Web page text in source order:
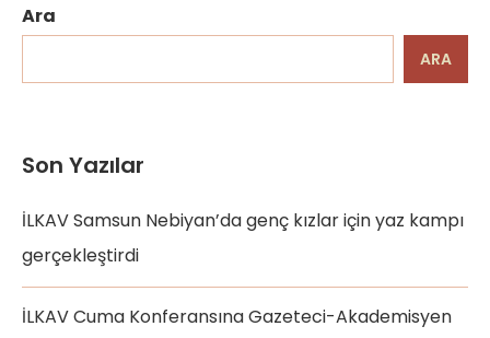
Ara
ARA
Son Yazılar
İLKAV Samsun Nebiyan’da genç kızlar için yaz kampı
gerçekleştirdi
İLKAV Cuma Konferansına Gazeteci-Akademisyen